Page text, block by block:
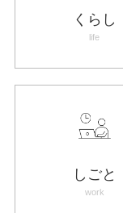
くらし
life
しごと
work